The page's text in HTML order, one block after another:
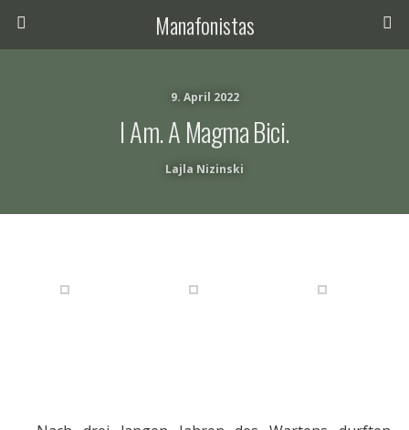
Manafonistas
9. April 2022
I Am. A Magma Bici.
Lajla Nizinski